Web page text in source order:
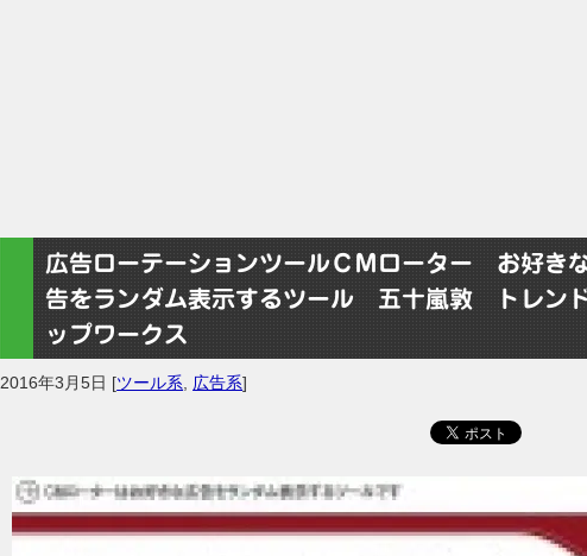
広告ローテーションツールＣＭローター お好き
告をランダム表示するツール 五十嵐敦 トレン
ップワークス
2016年3月5日 [ツール系 広告系]